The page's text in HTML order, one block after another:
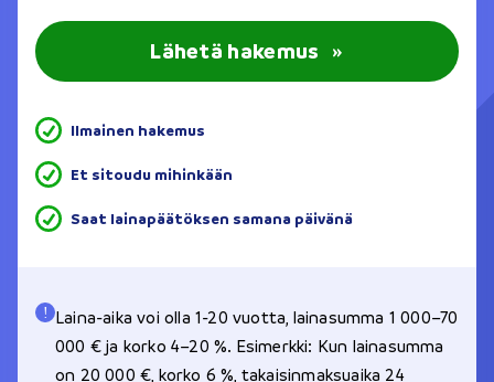
Lähetä hakemus »
Ilmainen hakemus
Et sitoudu mihinkään
Saat lainapäätöksen samana päivänä
Laina-aika voi olla 1-20 vuotta, lainasumma 1 000–70
000 € ja korko 4–20 %. Esimerkki: Kun lainasumma
on 20 000 €, korko 6 %, takaisinmaksuaika 24